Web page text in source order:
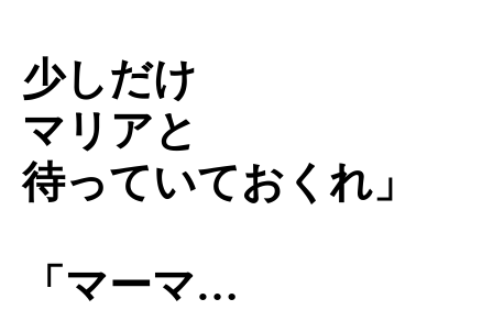
少しだけ
マリアと
待っていておくれ」
「マーマ…